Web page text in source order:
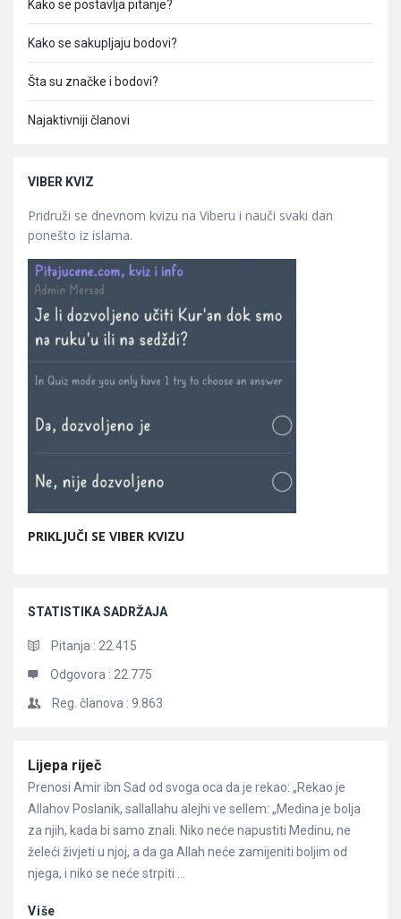
Kako se postavlja pitanje?
Kako se sakupljaju bodovi?
Šta su značke i bodovi?
Najaktivniji članovi
VIBER KVIZ
Pridruži se dnevnom kvizu na Viberu i nauči svaki dan
ponešto iz islama.
PRIKLJUČI SE VIBER KVIZU
STATISTIKA SADRŽAJA
Pitanja : 22.415
Odgovora : 22.775
Reg. članova : 9.863
Članci
Lijepa riječ
Prenosi Amir ibn Sad od svoga oca da je rekao: „Rekao je
Allahov Poslanik, sallallahu alejhi ve sellem: „Medina je bolja
za njih, kada bi samo znali. Niko neće napustiti Medinu, ne
želeći živjeti u njoj, a da ga Allah neće zamijeniti boljim od
njega, i niko se neće strpiti ...
Više